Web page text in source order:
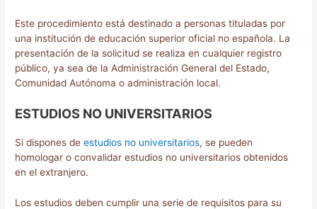
Este procedimiento está destinado a personas tituladas por
una institución de educación superior oficial no española. La
presentación de la solicitud se realiza en cualquier registro
público, ya sea de la Administración General del Estado,
Comunidad Autónoma o administración local.
ESTUDIOS NO UNIVERSITARIOS
Si dispones deestudios no universitarios, se pueden
homologar o convalidar estudios no universitarios obtenidos
en el extranjero.
Los estudios deben cumplir una serie de requisitos para su